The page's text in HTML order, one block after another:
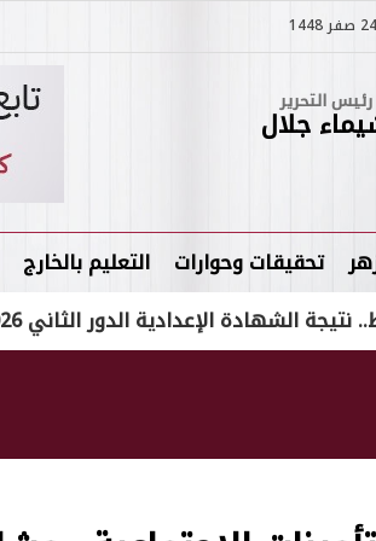
رئيس التحرير
جلال
تحقيقات وحوارات التعليم بالخارج
الدور الثاني 2026 في المحافظات